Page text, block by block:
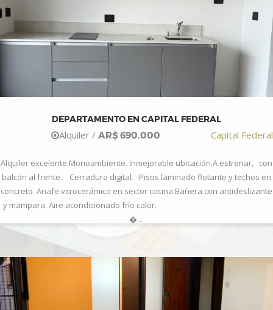
DEPARTAMENTO EN CAPITAL FEDERAL
Alquiler / AR$ 690.000 Capital Federal
Alquiler excelente Monoambiente. Inmejorable ubicación.A estrenar, con
balcón al frente. Cerradura digital. Pisos laminado flotante y techos en
concreto. Anafe vitrocerámico en sector cocina.Bañera con antideslizante
y mampara. Aire acondicionado frío calor.
�…